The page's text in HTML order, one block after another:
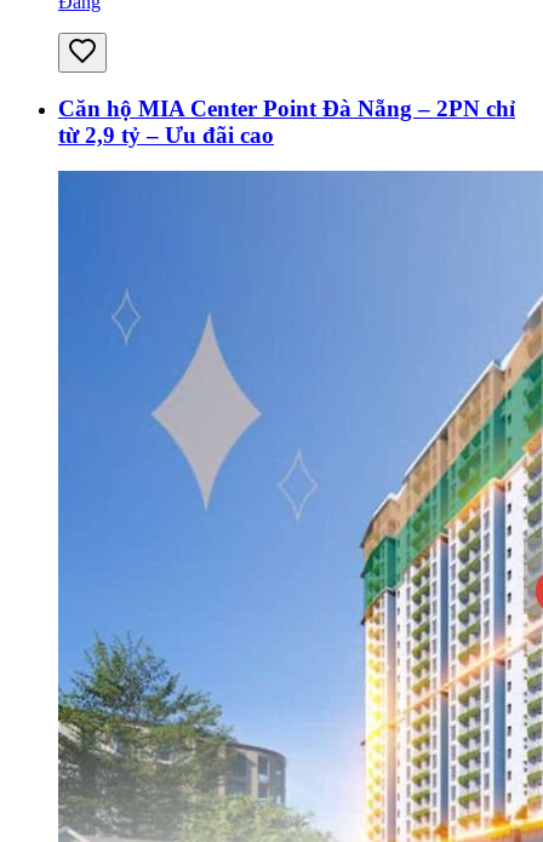
Căn hộ MIA Center Point Đà Nẵng – 2PN chỉ
từ 2,9 tỷ – Ưu đãi cao